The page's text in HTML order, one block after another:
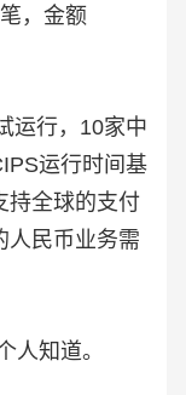
，金额
运行，10家中
运行时间基
持全球的支付
人民币业务需
人知道。